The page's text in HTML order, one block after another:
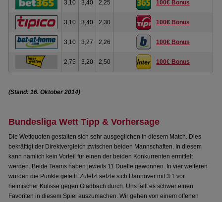
3,10 3,40 2,25 100€ Bonus
3,10 3,40 2,30 100€ Bonus
3,10 3,27 2,26 100€ Bonus
2,75 3,20 2,50 100€ Bonus
(Stand: 16. Oktober 2014)
Bundesliga Wett Tipp & Vorhersage
Die Wettquoten gestalten sich sehr ausgeglichen in diesem Match. Dies
bekräftigt der Direktvergleich zwischen beiden Mannschaften. In diesem
kann nämlich kein Vorteil für einen der beiden Konkurrenten ermittelt
werden. Beide Teams haben jeweils 11 Duelle gewonnen. In vier weiteren
wurden die Punkte geteilt. Zuletzt setzte sich Hannover mit 3:1 vor
heimischer Kulisse gegen Gladbach durch. Uns fällt es schwer einen
Favoriten in diesem Spiel auszumachen. Wir gehen von einem offenen